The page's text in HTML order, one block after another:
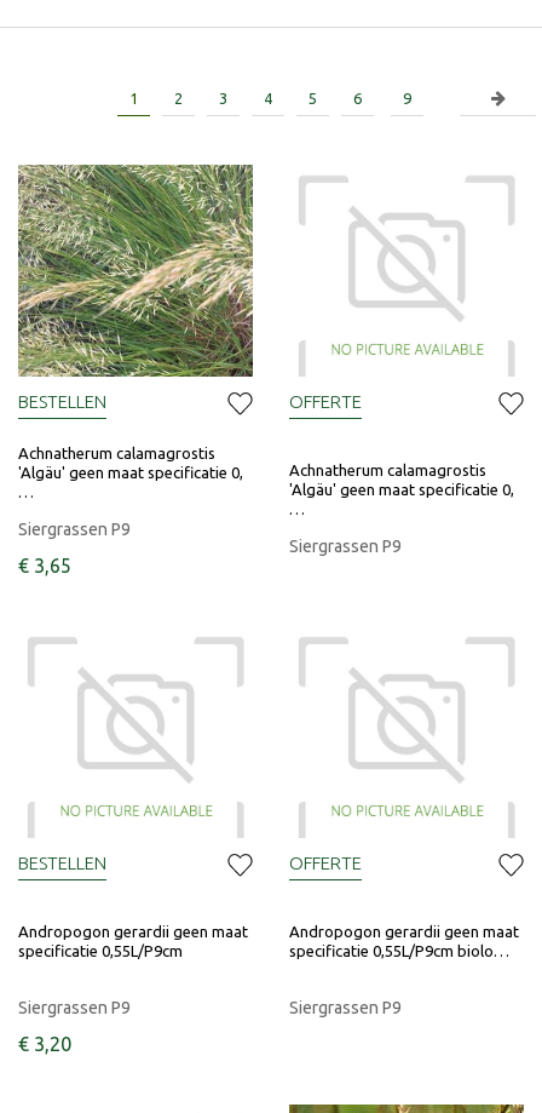
1 2 3 4 5 6 9
Achnatherum calamagrostis
'Algäu' geen maat specificatie 0,
…
Siergrassen P9
€ 3,65
BESTELLEN
Achnatherum calamagrostis
'Algäu' geen maat specificatie 0,
…
Siergrassen P9
OFFERTE
Andropogon gerardii geen maat
specificatie 0,55L/P9cm
Siergrassen P9
€ 3,20
BESTELLEN
Andropogon gerardii geen maat
specificatie 0,55L/P9cm biolo…
Siergrassen P9
OFFERTE